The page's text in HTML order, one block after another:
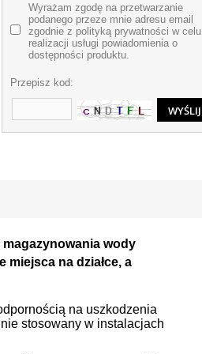
Wyrażam zgodę na przetwarzanie
podanego przeze mnie adresu email
zgodnie z polityką prywatności w celu
realizacji usługi powiadomienia o
dostępności produktu.
Przepisz kod:
magazynowania wody
na działce, a
na uszkodzenia
stosowany w instalacjach